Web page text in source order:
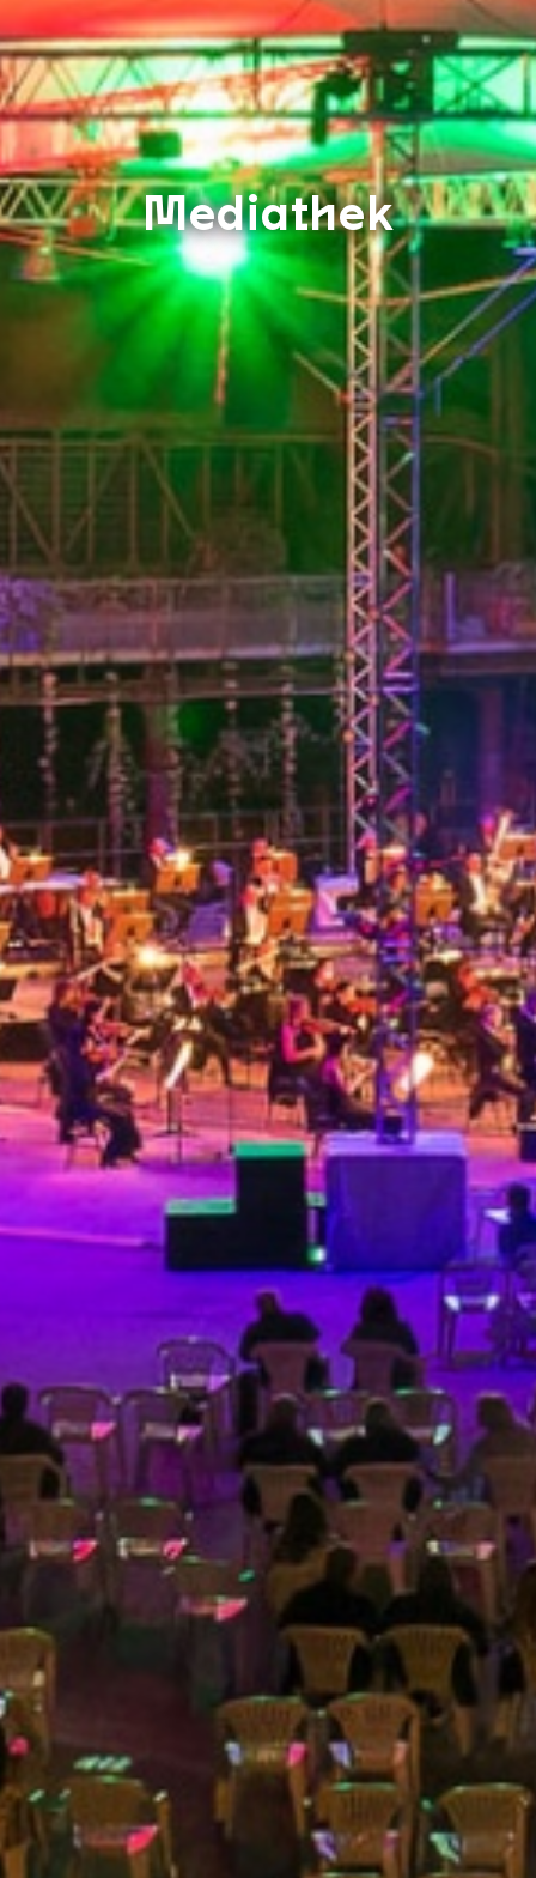
Mediathek